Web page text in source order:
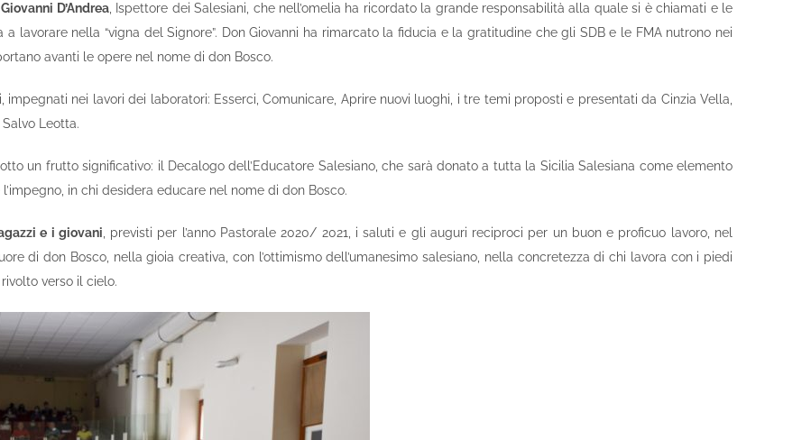
D’Andrea, Ispettore dei Salesiani, che nell’omelia ha ricordato la grande responsabilità alla quale si è chiamati e le
lavorare nella “vigna del Signore”. Don Giovanni ha rimarcato la fiducia e la gratitudine che gli SDB e le FMA nutrono nei
avanti le opere nel nome di don Bosco.
impegnati nei lavori dei laboratori: Esserci, Comunicare, Aprire nuovi luoghi, i tre temi proposti e presentati da Cinzia Vella,
Leotta.
un frutto significativo: il Decalogo dell’Educatore Salesiano, che sarà donato a tutta la Sicilia Salesiana come elemento
in chi desidera educare nel nome di don Bosco.
e i giovani , previsti per l’anno Pastorale 2020/ 2021, i saluti e gli auguri reciproci per un buon e proficuo lavoro, nel
di don Bosco, nella gioia creativa, con l’ottimismo dell’umanesimo salesiano, nella concretezza di chi lavora con i piedi
verso il cielo.